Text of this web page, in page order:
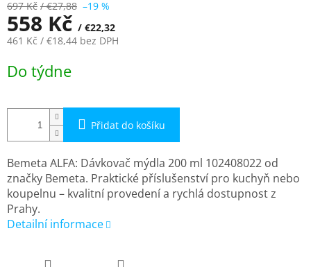
697 Kč / €27,88 –19 %
558 Kč / €22,32
461 Kč / €18,44 bez DPH
cena:
Do týdne
Přidat do košíku
Bemeta ALFA: Dávkovač mýdla 200 ml 102408022 od
značky Bemeta. Praktické příslušenství pro kuchyň nebo
koupelnu – kvalitní provedení a rychlá dostupnost z
Prahy.
Detailní informace